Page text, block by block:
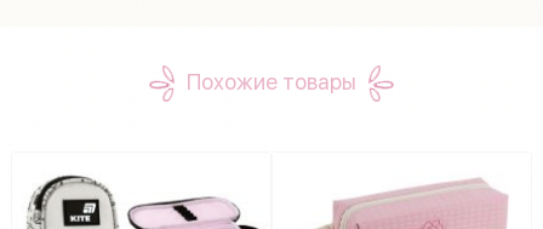
Похожие товары